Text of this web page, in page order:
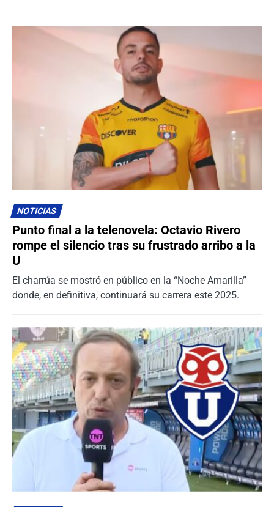
NOTICIAS
Punto final a la telenovela: Octavio Rivero
rompe el silencio tras su frustrado arribo a la
U
El charrúa se mostró en público en la “Noche Amarilla”
donde, en definitiva, continuará su carrera este 2025.